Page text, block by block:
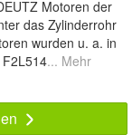
Motoren der
das Zylinderrohr
wurden u. a. in
... Mehr